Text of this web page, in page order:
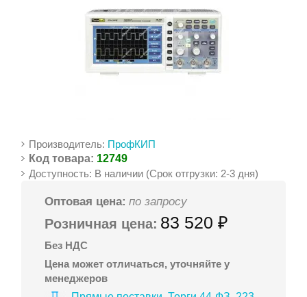
Производитель: ПрофКИП
Код товара: 12749
Доступность: В наличии (Срок отгрузки: 2-3 дня)
Оптовая цена: по запросу
Розничная цена: 83 520 ₽
Без НДС
Цена может отличаться, уточняйте у
менеджеров